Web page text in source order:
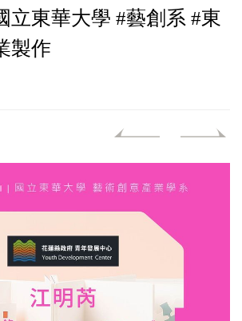
立東華大學 #藝創系 #東
製作